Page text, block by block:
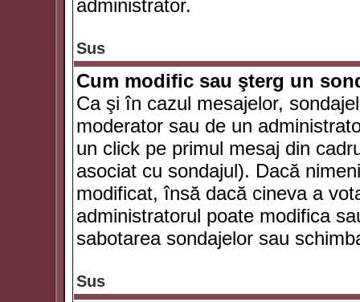
administrator.
Sus
Cum modific sau şterg un
Ca şi în cazul mesajelor,
moderator sau de un
un click pe primul mesaj din
asociat cu sondajul). Dacă
modificat, însă dacă cineva a
administratorul poate modifica
sabotarea sondajelor sau
Sus